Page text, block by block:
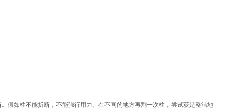
假如柱不能折断，不能强行用力。在不同的地方再割一次柱，尝试获是整洁地